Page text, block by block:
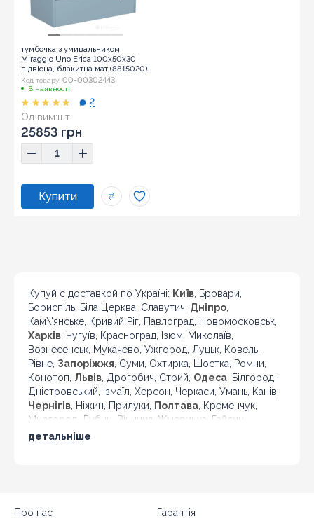
тумбочка з умивальником
Miraggio Uno Erica 100x50x30
підвісна, блакитна мат (8815020)
Код товару: 00-00302443
В наявності
Од вим:шт
2
25853 грн
Купуй с доставкой по Україні: Київ , Бровари,
Бориспіль, Біла Церква, Славутич, Дніпро
Кам\'янське, Кривий Ріг, Павлоград, Новомосковськ,
Харків , Чугуїв, Красноград, Ізюм, Миколаїв,
Вознесенськ, Мукачево, Ужгород, Луцьк, Ковель,
Рівне, Запоріжжя , Суми, Охтирка, Шостка, Ромни,
Конотоп, Львів , Дрогобич, Стрий, Одеса , Білгород-
Дністровський, Ізмаїл, Херсон, Черкаси, Умань, Канів,
Чернігів , Ніжин, Прилуки, Полтава , Кременчук,
Миргород, Лубни, Вінниця, Жмеринка, Гайсин,
Бердичів, Житомир, Новоград-Волинський,
Коростень,
детальніше
Про нас Гарантія